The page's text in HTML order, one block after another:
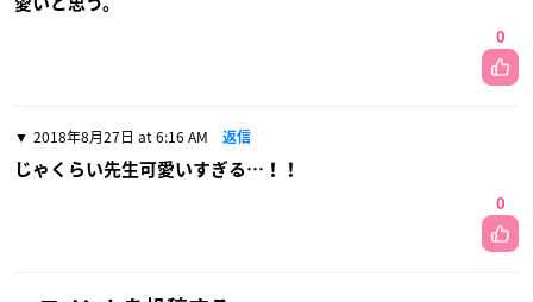
0
2018年8月27日 at 6:16 AM 返信
じゃくらい先生可愛いすぎる…！！
0